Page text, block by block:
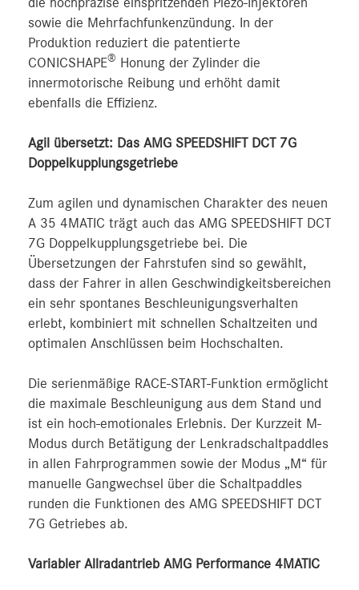
die hochpräzise einspritzenden Piezo-Injektoren
sowie die Mehrfachfunkenzündung. In der
Produktion reduziert die patentierte
CONICSHAPE®
Honung der Zylinder die
innermotorische Reibung und erhöht damit
ebenfalls die Effizienz.
Agil übersetzt: Das AMG SPEEDSHIFT DCT 7G
Doppelkupplungsgetriebe
Zum agilen und dynamischen Charakter des neuen
A 35 4MATIC trägt auch das AMG SPEEDSHIFT DCT
7G Doppelkupplungsgetriebe bei. Die
Übersetzungen der Fahrstufen sind so gewählt,
dass der Fahrer in allen Geschwindigkeitsbereichen
ein sehr spontanes Beschleunigungsverhalten
erlebt, kombiniert mit schnellen Schaltzeiten und
optimalen Anschlüssen beim Hochschalten.
Die serienmäßige RACE-START-Funktion ermöglicht
die maximale Beschleunigung aus dem Stand und
ist ein hoch-emotionales Erlebnis. Der Kurzzeit M-
Modus durch Betätigung der Lenkradschaltpaddles
in allen Fahrprogrammen sowie der Modus „M“ für
manuelle Gangwechsel über die Schaltpaddles
runden die Funktionen des AMG SPEEDSHIFT DCT
7G Getriebes ab.
Variabler Allradantrieb AMG Performance 4MATIC